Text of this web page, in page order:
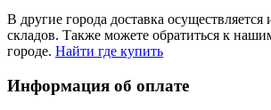
В другие города доставка
складов. Также можете обратиться к
городе. Найти где купить
Информация об оплате